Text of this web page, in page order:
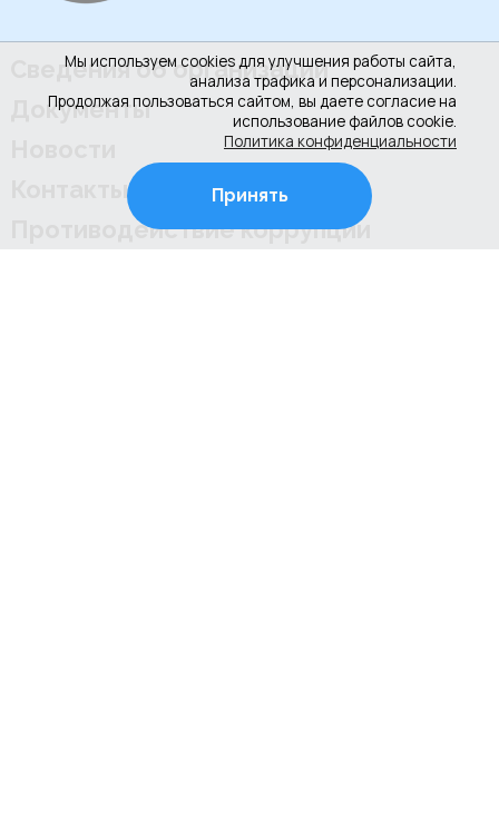
Мы используем cookies для улучшения работы сайта,
анализа трафика и персонализации.
Продолжая пользоваться сайтом, вы даете согласие на
использование файлов cookie.
Политика конфиденциальности
Принять
Сведения об организации
Документы
Контакты
Противодействие коррупции